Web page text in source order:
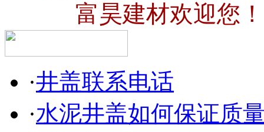
富昊建材欢迎您！
·井盖联系电话
·水泥井盖如何保证质